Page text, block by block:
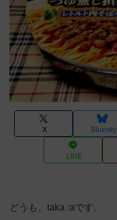
X Bluesky
LINE
どうも、taka :aです。